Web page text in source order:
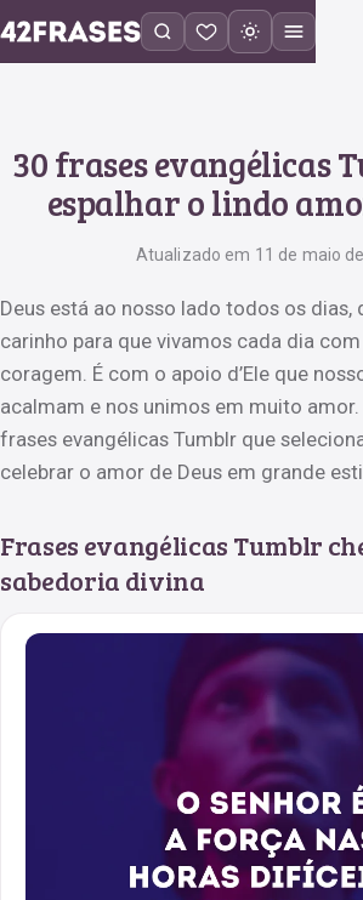
30 frases evangélicas
espalhar o lindo
Atualizado em 11 de maio
Deus está ao nosso lado todos os dias,
carinho para que vivamos cada dia
coragem. É com o apoio d’Ele que
acalmam e nos unimos em muito
frases evangélicas Tumblr que
celebrar o amor de Deus em grande
Frases evangélicas Tumblr
sabedoria divina